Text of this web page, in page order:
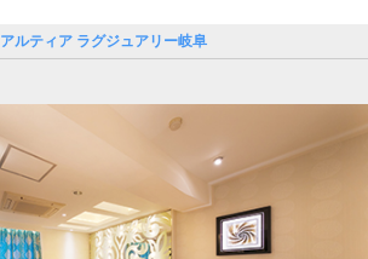
アルティア ラグジュアリー岐阜